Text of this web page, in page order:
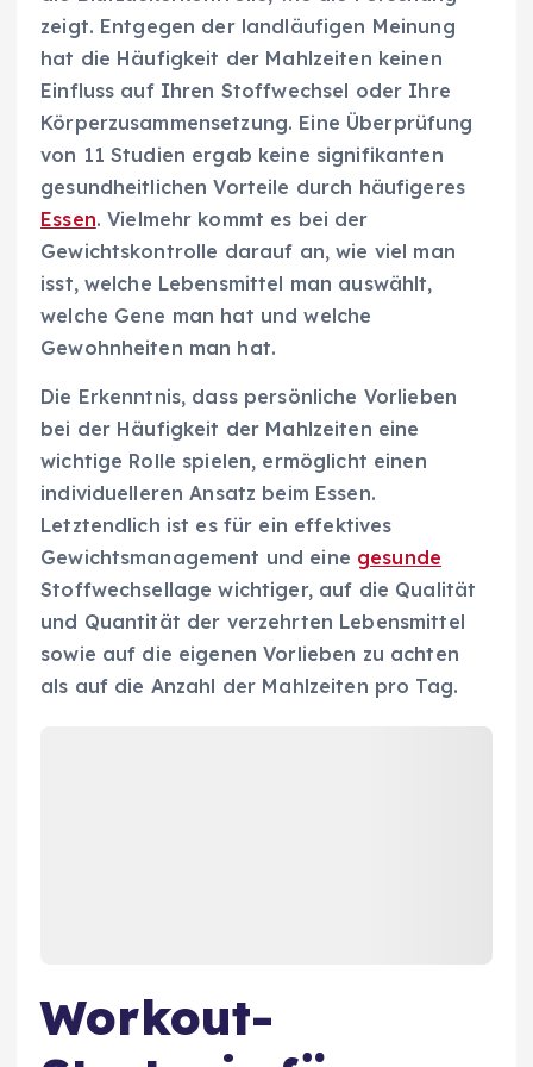
zeigt. Entgegen der landläufigen Meinung
hat die Häufigkeit der Mahlzeiten keinen
Einfluss auf Ihren Stoffwechsel oder Ihre
Körperzusammensetzung. Eine Überprüfung
von 11 Studien ergab keine signifikanten
gesundheitlichen Vorteile durch häufigeres
Essen. Vielmehr kommt es bei der
Gewichtskontrolle darauf an, wie viel man
isst, welche Lebensmittel man auswählt,
welche Gene man hat und welche
Gewohnheiten man hat.
Die Erkenntnis, dass persönliche Vorlieben
bei der Häufigkeit der Mahlzeiten eine
wichtige Rolle spielen, ermöglicht einen
individuelleren Ansatz beim Essen.
Letztendlich ist es für ein effektives
Gewichtsmanagement und eine gesunde
Stoffwechsellage wichtiger, auf die Qualität
und Quantität der verzehrten Lebensmittel
sowie auf die eigenen Vorlieben zu achten
als auf die Anzahl der Mahlzeiten pro Tag.
Workout-